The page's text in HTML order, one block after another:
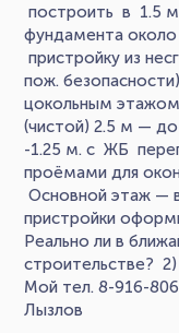
построить в 1.5
фундамента
пристройку из
пож.
цокольным
(чистой) 2.5 м —
-1.25 м. с ЖБ
проёмами для
Основной этаж —
пристройки
Реально ли в
строительстве?
Мой тел. 8-916-
Лызлов